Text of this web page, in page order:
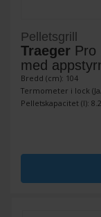
Pelletsgrill
Traeger Pro
med
Bredd (cm): 104
Termometer i lock
Pelletskapacitet (l): 8.2